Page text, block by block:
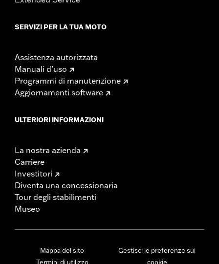
SERVIZI PER LA TUA MOTO
Assistenza autorizzata
Manuali d’uso
Programmi di manutenzione
Aggiornamenti software
ULTERIORI INFORMAZIONI
La nostra azienda
Carriere
Investitori
Diventa una concessionaria
Tour degli stabilimenti
Museo
Mappa del sito
Termini di utilizzo
Gestisci le preferenze sui
cookie